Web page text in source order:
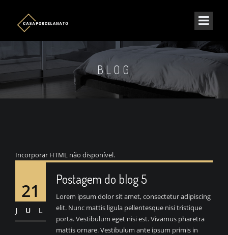
BLOG
Incorporar HTML não disponível.
21
JUL
Postagem do blog 5
Lorem ipsum dolor sit amet, consectetur adipiscing
elit. Nunc mattis ligula pellentesque nisi tristique
porta. Vestibulum eget nisi est. Vivamus pharetra
mattis ornare. Vestibulum ante ipsum primis in